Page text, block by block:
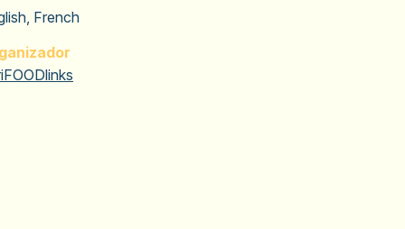
French